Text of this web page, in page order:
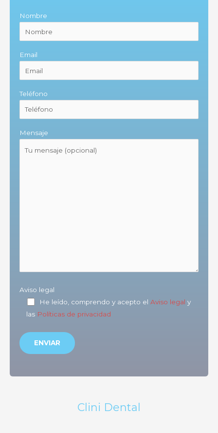
Nombre
Email
Teléfono
Mensaje
Aviso legal
He leído, comprendo y acepto el Aviso legal y
las Políticas de privacidad
Clini Dental